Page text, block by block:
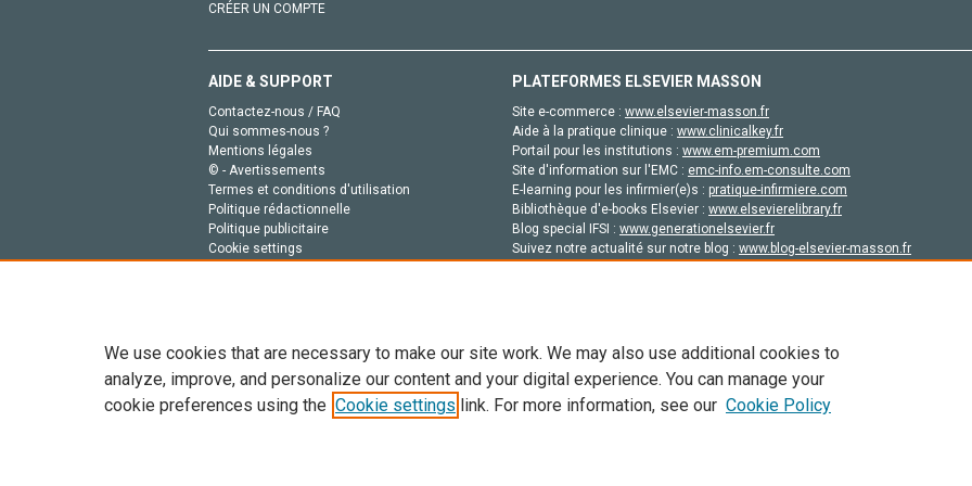
CRÉER UN COMPTE
AIDE & SUPPORT
Contactez-nous / FAQ
Qui sommes-nous ?
Mentions légales
© - Avertissements
Termes et conditions d'utilisation
Politique rédactionnelle
Politique publicitaire
Cookie settings
PLATEFORMES ELSEVIER MASSON
Site e-commerce : www.elsevier-masson.fr
Aide à la pratique clinique : www.clinicalkey.fr
Portail pour les institutions : www.em-premium.com
Site d'information sur l'EMC : emc-info.em-consulte.com
E-learning pour les infirmier(e)s : pratique-infirmiere.com
Bibliothèque d'e-books Elsevier : www.elsevierelibrary.fr
Blog special IFSI : www.generationelsevier.fr
Suivez notre actualité sur notre blog : www.blog-elsevier-masson.fr
Tout le contenu de ce site: Copyright © 2026 Elsevier, ses concédants de licence et ses contributeurs. Tout les droits sont réservés,
de données, a la formation en IA et aux technologies similaires. Pour tout contenu en libre accès, les conditions de licence
We use cookies that are necessary to make our site work. We may also use additional cookies to
analyze, improve, and personalize our content and your digital experience. You can manage your
cookie preferences using the Cookie settings link. For more information, see our Cookie Policy